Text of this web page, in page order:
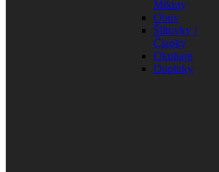
Mikiny
Obuv
Šiltovky /
Čiapky
Okuliare
Doplnky